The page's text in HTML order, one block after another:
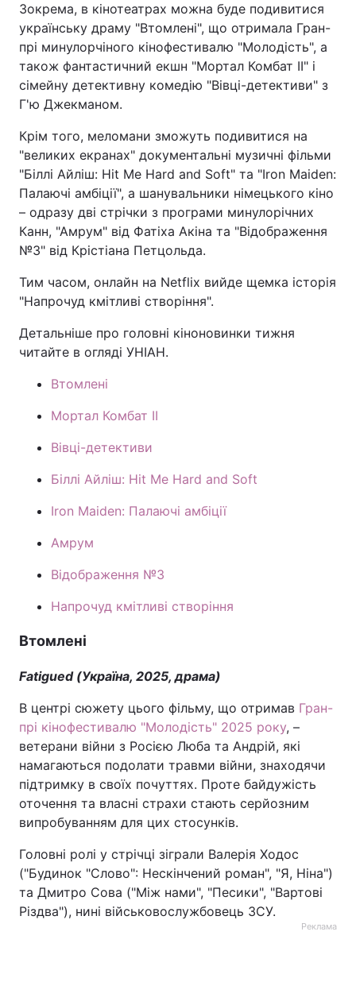
Зокрема, в кінотеатрах можна буде подивитися
українську драму "Втомлені", що отримала Гран-
прі минулорчіного кінофестивалю "Молодість", а
також фантастичний екшн "Мортал Комбат II" і
сімейну детективну комедію "Вівці-детективи" з
Г'ю Джекманом.
Крім того, меломани зможуть подивитися на
"великих екранах" документальні музичні фільми
"Біллі Айліш: Hit Me Hard and Soft" та "Iron Maiden:
Палаючі амбіції", а шанувальники німецького кіно
– одразу дві стрічки з програми минулорічних
Канн, "Амрум" від Фатіха Акіна та "Відображення
№3" від Крістіана Петцольда.
Тим часом, онлайн на Netflix вийде щемка історія
"Напрочуд кмітливі створіння".
Детальніше про головні кіноновинки тижня
читайте в огляді УНІАН.
Втомлені
Мортал Комбат II
Вівці-детективи
Біллі Айліш: Hit Me Hard and Soft
Iron Maiden: Палаючі амбіції
Амрум
Відображення №3
Напрочуд кмітливі створіння
Втомлені
Fatigued (Україна, 2025, драма)
В центрі сюжету цього фільму, що отримав Гран-
прі кінофестивалю "Молодість" 2025 року, –
ветерани війни з Росією Люба та Андрій, які
намагаються подолати травми війни, знаходячи
підтримку в своїх почуттях. Проте байдужість
оточення та власні страхи стають серйозним
випробуванням для цих стосунків.
Головні ролі у стрічці зіграли Валерія Ходос
("Будинок "Слово": Нескінчений роман", "Я, Ніна")
та Дмитро Сова ("Між нами", "Песики", "Вартові
Різдва"), нині військовослужбовець ЗСУ.
Реклама